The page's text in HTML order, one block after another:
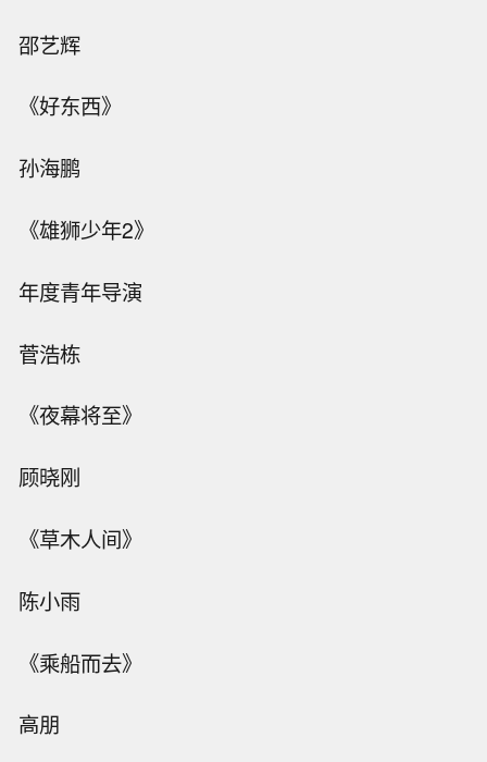
邵艺辉
《好东西》
孙海鹏
《雄狮少年2》
年度青年导演
菅浩栋
《夜幕将至》
顾晓刚
《草木人间》
陈小雨
《乘船而去》
高朋